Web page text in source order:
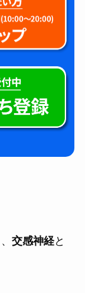
交感神経と